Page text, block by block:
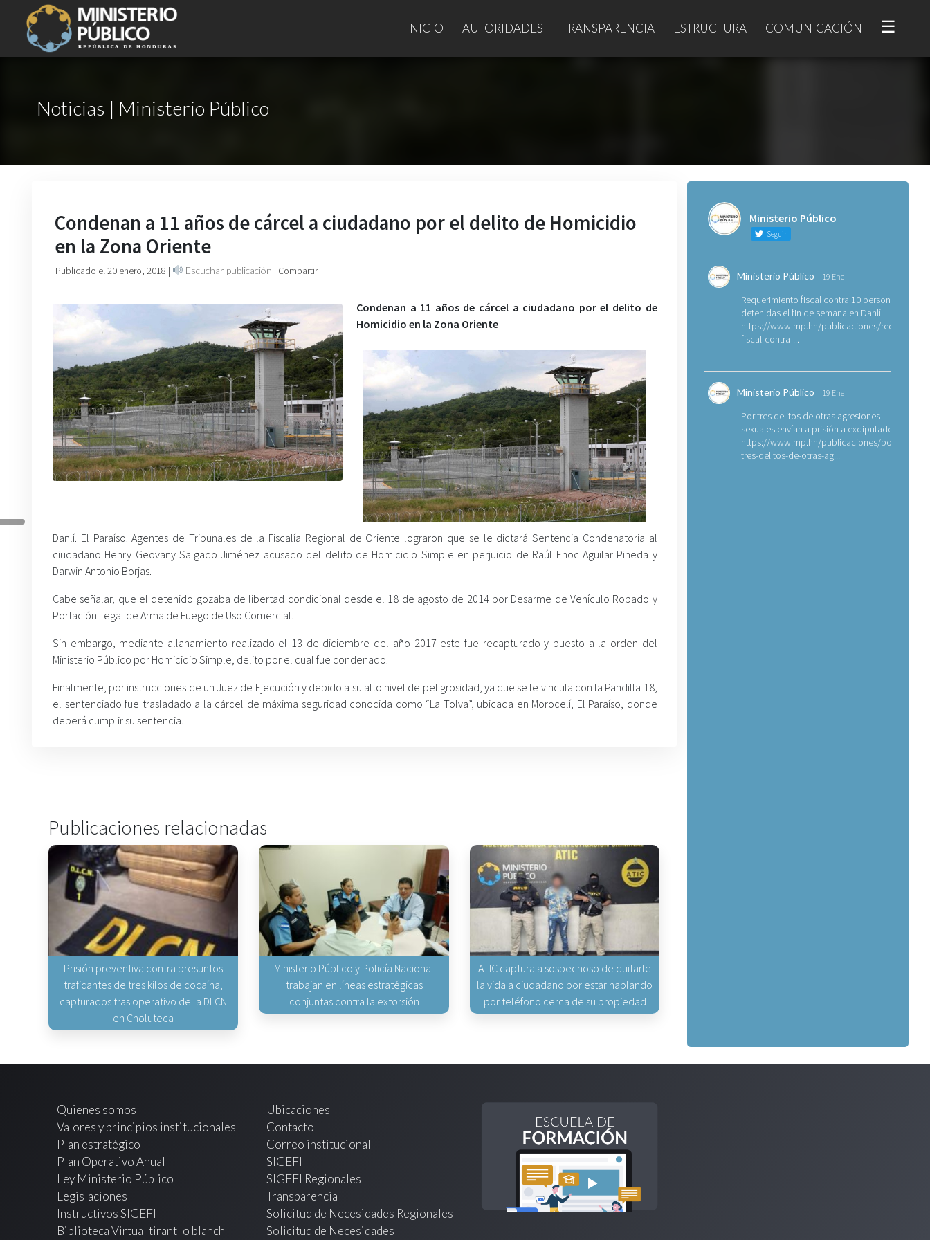
INICIO AUTORIDADES TRANSPARENCIA ESTRUCTURA COMUNICACIÓN ☰
Noticias | Ministerio Público
Condenan a 11 años de cárcel a ciudadano por el delito de Homicidio
en la Zona Oriente
Publicado el 20 enero, 2018 | Escuchar publicación | Compartir
Condenan a 11 años de cárcel a ciudadano por el delito de
Homicidio en la Zona Oriente
Danlí. El Paraíso. Agentes de Tribunales de la Fiscalía Regional de Oriente lograron que se le dictará Sentencia Condenatoria al
ciudadano Henry Geovany Salgado Jiménez acusado del delito de Homicidio Simple en perjuicio de Raúl Enoc Aguilar Pineda y
Darwin Antonio Borjas.
Cabe señalar, que el detenido gozaba de libertad condicional desde el 18 de agosto de 2014 por Desarme de Vehículo Robado y
Portación Ilegal de Arma de Fuego de Uso Comercial.
Sin embargo, mediante allanamiento realizado el 13 de diciembre del año 2017 este fue recapturado y puesto a la orden del
Ministerio Público por Homicidio Simple, delito por el cual fue condenado.
Finalmente, por instrucciones de un Juez de Ejecución y debido a su alto nivel de peligrosidad, ya que se le vincula con la Pandilla 18,
el sentenciado fue trasladado a la cárcel de máxima seguridad conocida como “La Tolva”, ubicada en Morocelí, El Paraíso, donde
deberá cumplir su sentencia.
Publicaciones relacionadas
Prisión preventiva contra presuntos
traficantes de tres kilos de cocaína,
capturados tras operativo de la DLCN
en Choluteca
Ministerio Público y Policía Nacional
trabajan en líneas estratégicas
conjuntas contra la extorsión
ATIC captura a sospechoso de quitarle
la vida a ciudadano por estar hablando
por teléfono cerca de su propiedad
Ministerio Público
Seguir
Ministerio Público 19 Ene
Requerimiento fiscal contra 10 personas
detenidas el fin de semana en Danlí
https://www.mp.hn/publicaciones/
fiscal-contra-...
Ministerio Público 19 Ene
Por tres delitos de otras agresiones
sexuales envían a prisión a exdiputado
https://www.mp.hn/publicaciones/por-
tres-delitos-de-otras-ag...
Quienes somos
Valores y principios institucionales
Plan estratégico
Plan Operativo Anual
Ley Ministerio Público
Legislaciones
Instructivos SIGEFI
Biblioteca Virtual tirant lo blanch
Ubicaciones
Contacto
Correo institucional
SIGEFI
SIGEFI Regionales
Transparencia
Solicitud de Necesidades Regionales
Solicitud de Necesidades